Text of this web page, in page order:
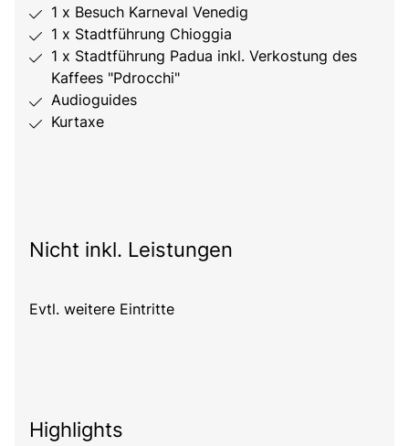
1 x Besuch Karneval Venedig
1 x Stadtführung Chioggia
1 x Stadtführung Padua inkl. Verkostung des
Kaffees "Pdrocchi"
Audioguides
Kurtaxe
Nicht inkl. Leistungen
Evtl. weitere Eintritte
Highlights